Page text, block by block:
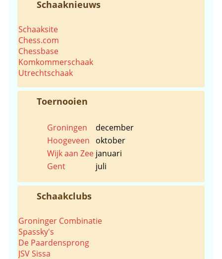
Schaaknieuws
Schaaksite
Chess.com
Chessbase
Komkommerschaak
Utrechtschaak
Toernooien
Groningen
december
Hoogeveen
oktober
Wijk aan Zee januari
Gent
juli
Schaakclubs
Groninger Combinatie
Spassky's
De Paardensprong
JSV Sissa